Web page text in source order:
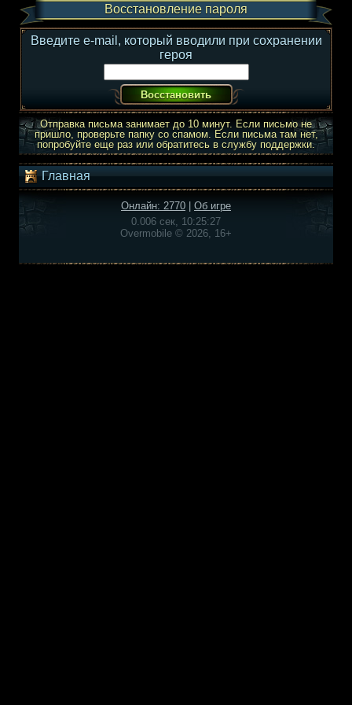
Восстановление пароля
Введите e-mail, который вводили при сохранении
героя
Отправка письма занимает до 10 минут. Если письмо не
пришло, проверьте папку со спамом. Если письма там нет,
попробуйте еще раз или обратитесь в службу поддержки.
Главная
Онлайн: 2770
Об игре
0.006 сек, 10:25:27
Overmobile © 2026, 16+